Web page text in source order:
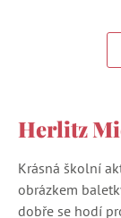
Herlitz
Krásná školní
obrázkem
dobře se hodí